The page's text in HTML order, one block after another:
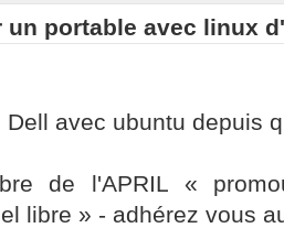
un portable avec linux
Dell avec ubuntu depuis
de l'APRIL «
libre » - adhérez vous